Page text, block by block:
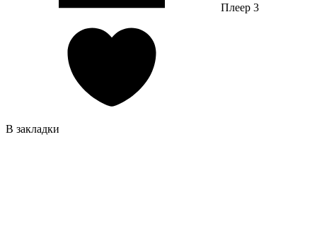
Плеер 3
В закладки